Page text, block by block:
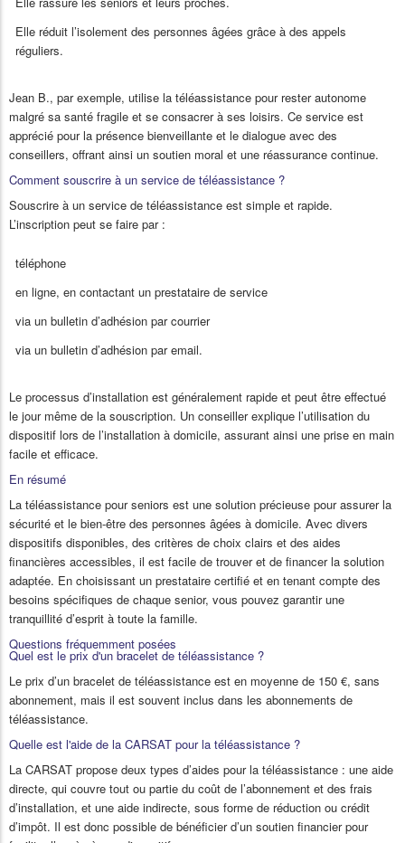
Elle réduit l’isolement des personnes âgées grâce à des appels
réguliers.
Jean B., par exemple, utilise la téléassistance pour rester autonome
malgré sa santé fragile et se consacrer à ses loisirs. Ce service est
apprécié pour la présence bienveillante et le dialogue avec des
conseillers, offrant ainsi un soutien moral et une réassurance continue.
Comment souscrire à un service de téléassistance ?
Souscrire à un service de téléassistance est simple et rapide.
L’inscription peut se faire par :
téléphone
en ligne, en contactant un prestataire de service
via un bulletin d’adhésion par courrier
via un bulletin d’adhésion par email.
Le processus d’installation est généralement rapide et peut être effectué
le jour même de la souscription. Un conseiller explique l’utilisation du
dispositif lors de l’installation à domicile, assurant ainsi une prise en main
facile et efficace.
En résumé
La téléassistance pour seniors est une solution précieuse pour assurer la
sécurité et le bien-être des personnes âgées à domicile. Avec divers
dispositifs disponibles, des critères de choix clairs et des aides
financières accessibles, il est facile de trouver et de financer la solution
adaptée. En choisissant un prestataire certifié et en tenant compte des
besoins spécifiques de chaque senior, vous pouvez garantir une
tranquillité d’esprit à toute la famille.
Questions fréquemment posées
Quel est le prix d'un bracelet de téléassistance ?
Le prix d’un bracelet de téléassistance est en moyenne de 150 €, sans
abonnement, mais il est souvent inclus dans les abonnements de
téléassistance.
Quelle est l'aide de la CARSAT pour la téléassistance ?
La CARSAT propose deux types d’aides pour la téléassistance : une aide
directe, qui couvre tout ou partie du coût de l’abonnement et des frais
d’installation, et une aide indirecte, sous forme de réduction ou crédit
d’impôt. Il est donc possible de bénéficier d’un soutien financier pour